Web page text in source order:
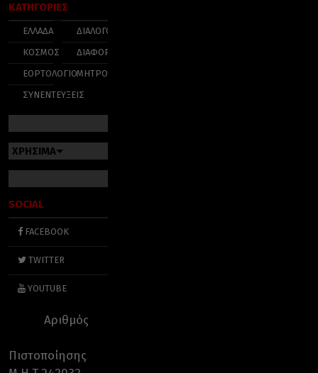
ΚΑΤΗΓΟΡΙΕΣ
ΕΛΛΑΔΑ
ΚΟΣΜΟΣ
ΕΟΡΤΟΛΟΓΙΟ
ΣΥΝΕΝΤΕΥΞΕΙΣ
ΔΙΑΛΟΓΟΣ
ΔΙΑΦΟΡΑ
ΜΗΤΡΟΠΟΛΕΙΣ
ΧΡΗΣΙΜΑ
SOCIAL
FACEBOOK
TWITTER
YOUTUBE
Αριθμός
Πιστοποίησης